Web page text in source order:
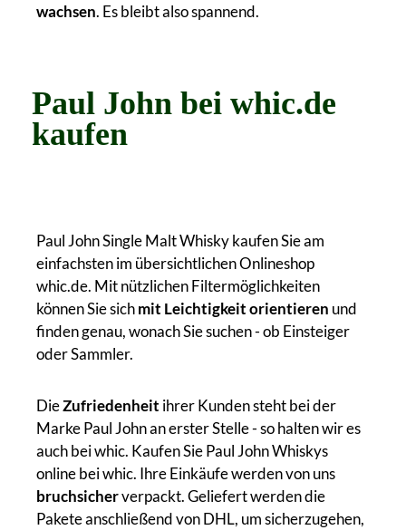
wachsen. Es bleibt also spannend.
Paul John bei whic.de
kaufen
Paul John Single Malt Whisky kaufen Sie am
einfachsten im übersichtlichen Onlineshop
whic.de. Mit nützlichen Filtermöglichkeiten
können Sie sichmit Leichtigkeit orientieren und
finden genau, wonach Sie suchen - ob Einsteiger
oder Sammler.
DieZufriedenheit ihrer Kunden steht bei der
Marke Paul John an erster Stelle - so halten wir es
auch bei whic. Kaufen Sie Paul John Whiskys
online bei whic. Ihre Einkäufe werden von uns
bruchsicherverpackt. Geliefert werden die
Pakete anschließend von DHL, um sicherzugehen,